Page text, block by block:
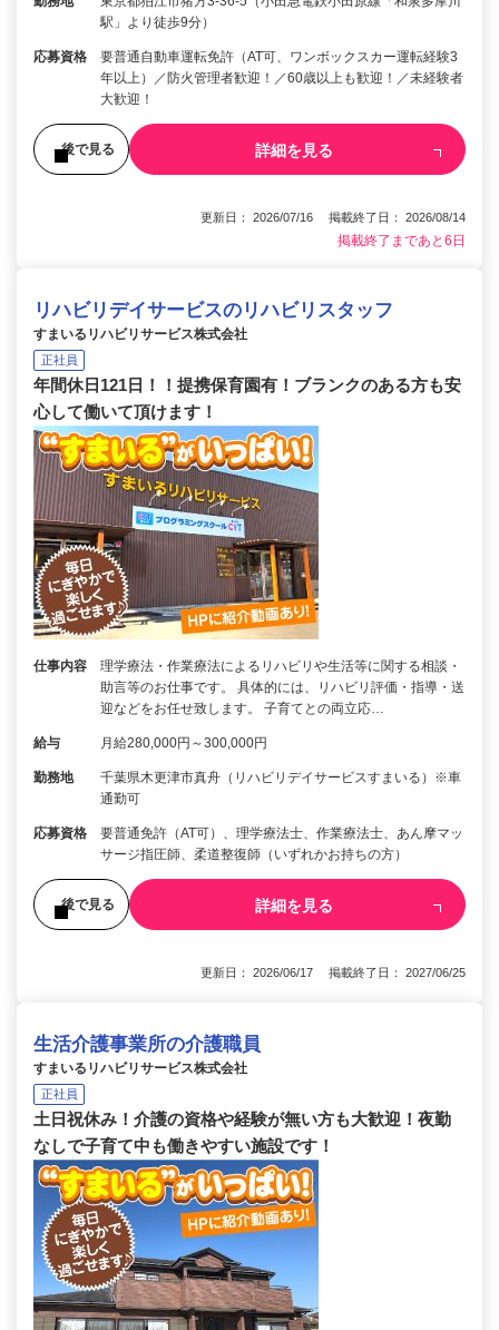
駅」より徒歩9分）
応募資格
要普通自動車運転免許（AT可、ワンボックスカー運転経験3
年以上）／防火管理者歓迎！／60歳以上も歓迎！／未経験者
大歓迎！
後で見る 詳細を見る
更新日： 2026/07/16 掲載終了日： 2026/08/14
掲載終了まであと6日
リハビリデイサービスのリハビリスタッフ
すまいるリハビリサービス株式会社
正社員
年間休日121日！！提携保育園有！ブランクのある方も安
心して働いて頂けます！
仕事内容
理学療法・作業療法によるリハビリや生活等に関する相談・
助言等のお仕事です。 具体的には、リハビリ評価・指導・送
迎などをお任せ致します。 子育てとの両立応…
給与 月給280,000円～300,000円
勤務地
千葉県木更津市真舟（リハビリデイサービスすまいる）※車
通勤可
応募資格
要普通免許（AT可）、理学療法士、作業療法士、あん摩マッ
サージ指圧師、柔道整復師（いずれかお持ちの方）
後で見る 詳細を見る
更新日： 2026/06/17 掲載終了日： 2027/06/25
生活介護事業所の介護職員
すまいるリハビリサービス株式会社
正社員
土日祝休み！介護の資格や経験が無い方も大歓迎！夜勤
なしで子育て中も働きやすい施設です！